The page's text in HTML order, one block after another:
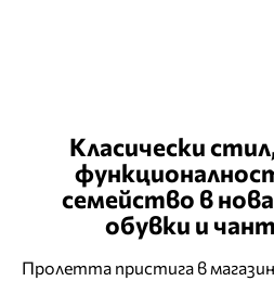
Класически
семейство в
обувки и
Пролетта пристига в